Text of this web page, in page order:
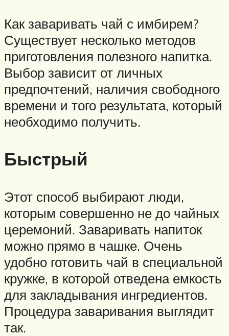
Как заваривать чай с имбирем?
Существует несколько методов
приготовления полезного напитка.
Выбор зависит от личных
предпочтений, наличия свободного
времени и того результата, который
необходимо получить.
Быстрый
Этот способ выбирают люди,
которым совершенно не до чайных
церемоний. Заваривать напиток
можно прямо в чашке. Очень
удобно готовить чай в специальной
кружке, в которой отведена емкость
для закладывания ингредиентов.
Процедура заваривания выглядит
так.